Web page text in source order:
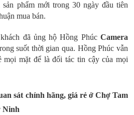
phẩm mới trong 30 ngày đầu tiên
mua bán.
đã ủng hộ Hồng Phúc Camera
suốt thời gian qua. Hồng Phúc vẫn
mọi mặt để là đối tác tin cậy của mọi
sát chính hãng, giá rẻ ở ChợTam
Ninh